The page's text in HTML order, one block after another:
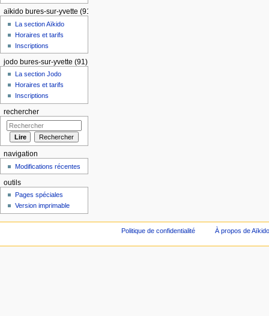
aïkido bures-sur-yvette (91)
La section Aïkido
Horaires et tarifs
Inscriptions
jodo bures-sur-yvette (91)
La section Jodo
Horaires et tarifs
Inscriptions
rechercher
navigation
Modifications récentes
outils
Pages spéciales
Version imprimable
Politique de confidentialité À propos de